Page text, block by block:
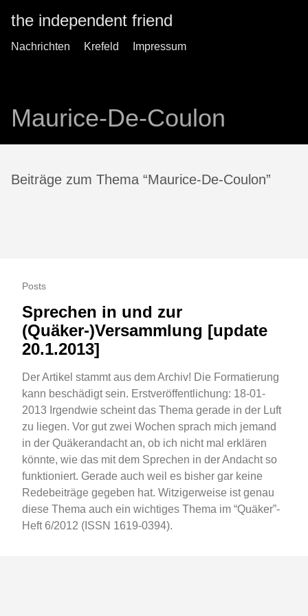
the independent friend
Nachrichten Krefeld Impressum
Maurice-De-Coulon
Beiträge zum Thema “Maurice-De-Coulon”
Posts
Sprechen in und zur
(Quäker-)Versammlung [update
20.1.2013]
Der Artikel stammt aus dem Archiv! Die Formatierung
kann beschädigt sein. Erstveröffentlichung: 18-01-
2013 Irgendwie scheint das Thema gerade in der Luft
zu liegen. Vor gut zwei Wochen sprach mich jemand
in der Quäkerandacht an, ob ich nicht mal erklären
könnte, wie das mit dem Sprechen in der Andacht so
funktioniert. Gerade auch weil es bisher gar keine
Redebeiträge gegeben hat. Witzigerweise ist genau
diese Thema auch ein wichtiges Thema im “Quäker”-
Heft 6/2012 (ISSN 1619-0394).